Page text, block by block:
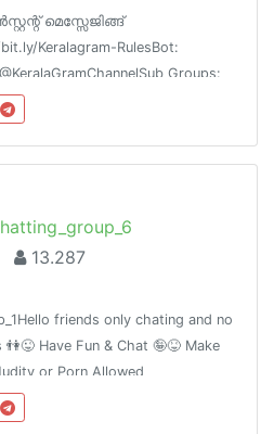
മെസ്സേജിങ്ങ്
Keralagram-RulesBot:
Groups:
13.287
friends only chating and no
Have Fun & Chat 🤪😝 Make
or Porn Allowed
Free